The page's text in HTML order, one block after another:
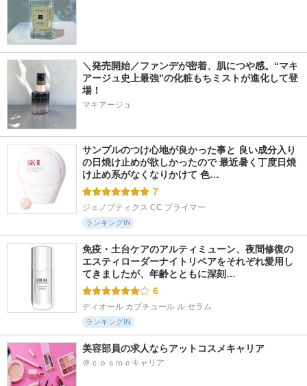
＼発売開始／ファンデが密着、肌につや感。“マキ
アージュ史上最強”の化粧もちミストが進化して登
場！
マキアージュ
サンプルのつけ心地が良かった事と 良い成分入り
の日焼け止めが欲しかったので 最近暑く丁度日焼
け止め系がなくなりかけて 色…
7
ジェノプティクス CC プライマー
ランキングIN
免疫・土台ケアのアルティミューン、夜間修復の
エスティローダーナイトリペアをそれぞれ愛用し
てきましたが、年齢とともに深刻…
6
ディオール カプチュール ル セラム
ランキングIN
美容部員の求人ならアットコスメキャリア
＠ｃｏｓｍｅキャリア